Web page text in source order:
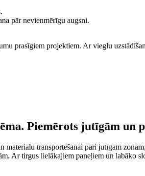
pār nevienmērīgu augsni.
prasīgiem projektiem. Ar vieglu
Piemērots jutīgām un
materiālu transportēšanai pāri jutīgām
Ar tirgus lielākajiem paneļiem un labāko